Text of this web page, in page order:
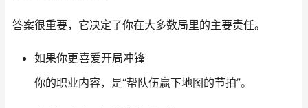
答案很重要，它决定了你在大多数局里的主要责任。
如果你更喜爱开局冲锋
你的职业内容，是“帮队伍赢下地图的节拍”。